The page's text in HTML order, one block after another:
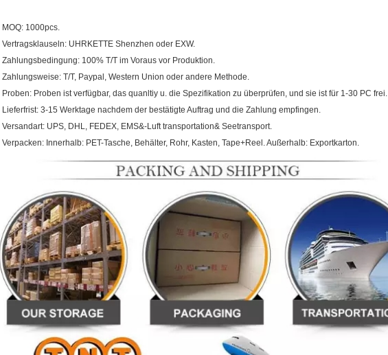
MOQ: 1000pcs.
Vertragsklauseln: UHRKETTE Shenzhen oder EXW.
Zahlungsbedingung: 100% T/T im Voraus vor Produktion.
Zahlungsweise: T/T, Paypal, Western Union oder andere Methode.
Proben: Proben ist verfügbar, das quanltiy u. die Spezifikation zu überprüfen, und sie ist für 1-30 PC frei.
Lieferfrist: 3-15 Werktage nachdem der bestätigte Auftrag und die Zahlung empfingen.
Versandart: UPS, DHL, FEDEX, EMS&-Luft transportation& Seetransport.
Verpacken: Innerhalb: PET-Tasche, Behälter, Rohr, Kasten, Tape+Reel. Außerhalb: Exportkarton.